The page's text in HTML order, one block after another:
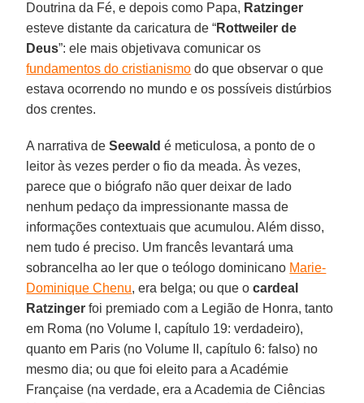
Doutrina da Fé, e depois como Papa, Ratzinger
esteve distante da caricatura de “Rottweiler de
Deus”: ele mais objetivava comunicar os
fundamentos do cristianismo do que observar o que
estava ocorrendo no mundo e os possíveis distúrbios
dos crentes.
A narrativa deSeewald é meticulosa, a ponto de o
leitor às vezes perder o fio da meada. Às vezes,
parece que o biógrafo não quer deixar de lado
nenhum pedaço da impressionante massa de
informações contextuais que acumulou. Além disso,
nem tudo é preciso. Um francês levantará uma
sobrancelha ao ler que o teólogo dominicano Marie-
Dominique Chenu, era belga; ou que ocardeal
Ratzinger foi premiado com a Legião de Honra, tanto
em Roma (no Volume I, capítulo 19: verdadeiro),
quanto em Paris (no Volume II, capítulo 6: falso) no
mesmo dia; ou que foi eleito para a Académie
Française (na verdade, era a Academia de Ciências